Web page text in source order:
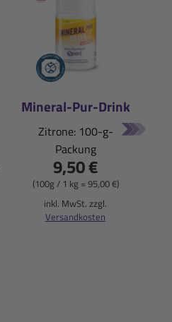
Mineral-Pur-Drink
Zitrone: 100-g-
Packung
9,50 €
(100g / 1 kg = 95,00 €)
inkl. MwSt. zzgl.
Versandkosten